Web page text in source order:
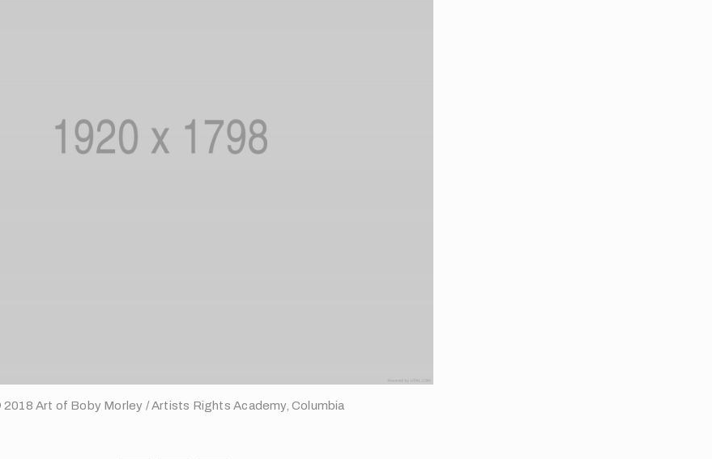
Art of Boby Morley / Artists Rights Academy, Columbia